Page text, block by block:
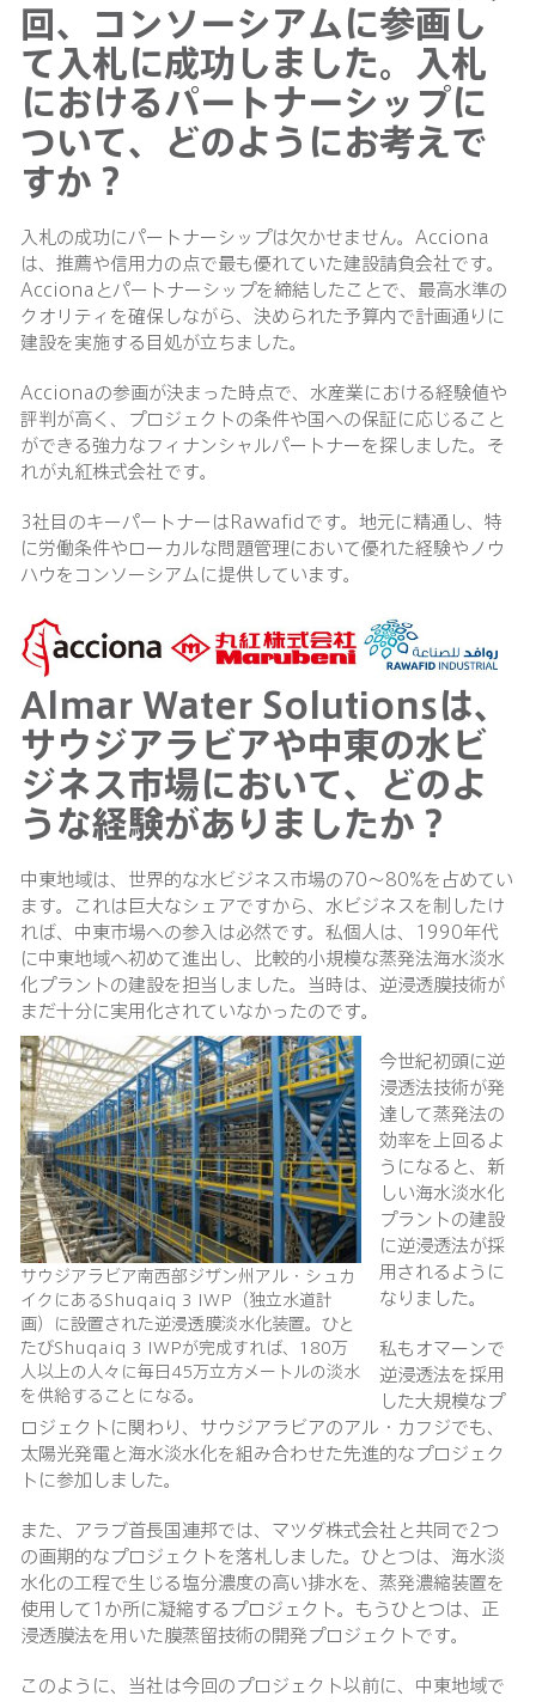
回、コンソーシアムに参画し
て入札に成功しました。入札
におけるパートナーシップに
ついて、どのようにお考えで
すか？
入札の成功にパートナーシップは欠かせません。Acciona
は、推薦や信用力の点で最も優れていた建設請負会社です。
Accionaとパートナーシップを締結したことで、最高水準の
クオリティを確保しながら、決められた予算内で計画通りに
建設を実施する目処が立ちました。
Accionaの参画が決まった時点で、水産業における経験値や
評判が高く、プロジェクトの条件や国への保証に応じること
ができる強力なフィナンシャルパートナーを探しました。そ
れが丸紅株式会社です。
3社目のキーパートナーはRawafidです。地元に精通し、特
に労働条件やローカルな問題管理において優れた経験やノウ
ハウをコンソーシアムに提供しています。
Almar Water Solutionsは、
サウジアラビアや中東の水ビ
ジネス市場において、どのよ
うな経験がありましたか？
中東地域は、世界的な水ビジネス市場の70〜80%を占めてい
ます。これは巨大なシェアですから、水ビジネスを制したけ
れば、中東市場への参入は必然です。私個人は、1990年代
に中東地域へ初めて進出し、比較的小規模な蒸発法海水淡水
化プラントの建設を担当しました。当時は、逆浸透膜技術が
まだ十分に実用化されていなかったのです。
サウジアラビア南西部ジザン州アル・シュカ
イクにあるShuqaiq 3 IWP（独立水道計
画）に設置された逆浸透膜淡水化装置。ひと
たびShuqaiq 3 IWPが完成すれば、180万
人以上の人々に毎日45万立方メートルの淡水
を供給することになる。
今世紀初頭に逆
浸透法技術が発
達して蒸発法の
効率を上回るよ
うになると、新
しい海水淡水化
プラントの建設
に逆浸透法が採
用されるように
なりました。
私もオマーンで
逆浸透法を採用
した大規模なプ
ロジェクトに関わり、サウジアラビアのアル・カフジでも、
太陽光発電と海水淡水化を組み合わせた先進的なプロジェク
トに参加しました。
また、アラブ首長国連邦では、マツダ株式会社と共同で2つ
の画期的なプロジェクトを落札しました。ひとつは、海水淡
水化の工程で生じる塩分濃度の高い排水を、蒸発濃縮装置を
使用して1か所に凝縮するプロジェクト。もうひとつは、正
浸透膜法を用いた膜蒸留技術の開発プロジェクトです。
このように、当社は今回のプロジェクト以前に、中東地域で